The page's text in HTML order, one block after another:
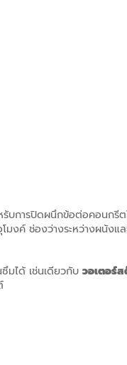
บการปิดผนึกข้อต่อคอนกรีต
งค์ ช่องว่างระหว่างผนังแล
มได้ เช่นเดียวกับ วอเตอร์